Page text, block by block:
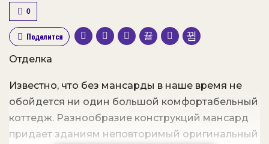
0
Поделится
Отделка
Известно, что без мансарды в наше время не
обойдется ни один большой комфортабельный
коттедж. Разнообразие конструкций мансард
придает зданиям неповторимый оригинальный